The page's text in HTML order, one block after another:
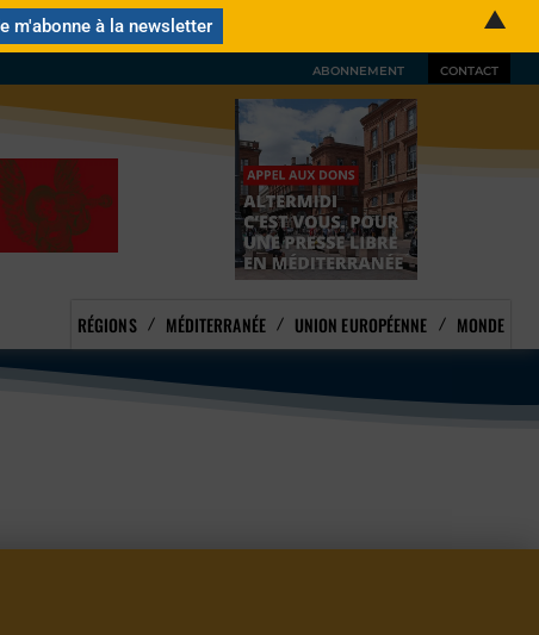
ABONNEMENT CONTACT
RÉGIONS MÉDITERRANÉE UNION EUROPÉENNE MONDE
▲